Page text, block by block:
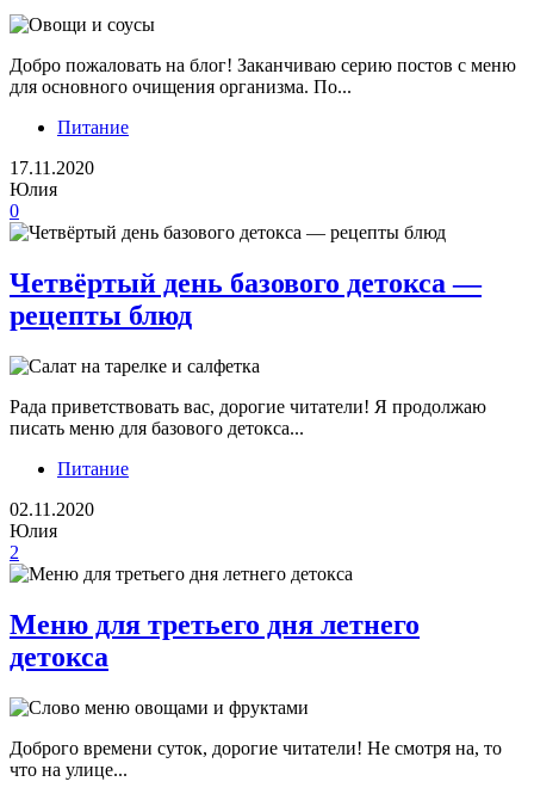
Добро пожаловать на блог! Заканчиваю серию постов с меню
для основного очищения организма. По...
Питание
17.11.2020
Юлия
0
Четвёртый день базового детокса —
рецепты блюд
Рада приветствовать вас, дорогие читатели! Я продолжаю
писать меню для базового детокса...
Питание
02.11.2020
Юлия
2
Меню для третьего дня летнего
детокса
Доброго времени суток, дорогие читатели! Не смотря на, то
что на улице...